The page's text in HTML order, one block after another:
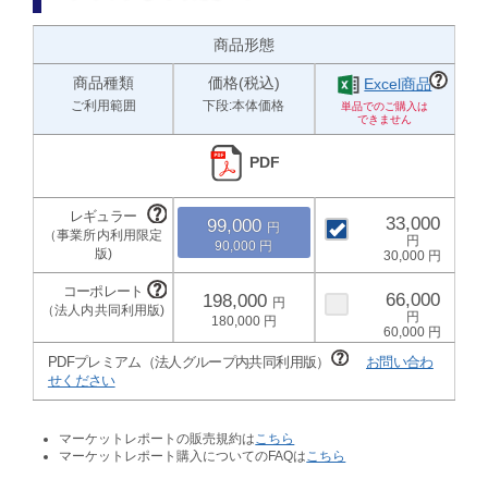
商品形態
商品種類
ご利用範囲
価格(税込)
下段:本体価格
Excel商品
PDF
99,000
90,000
33,000
30,000
198,000
180,000
66,000
60,000
PDFプレミアム（法人グループ内共同利用版）
お問い合わ
せください
マーケットレポートの販売規約は こちら
マーケットレポート購入についてのFAQは こちら